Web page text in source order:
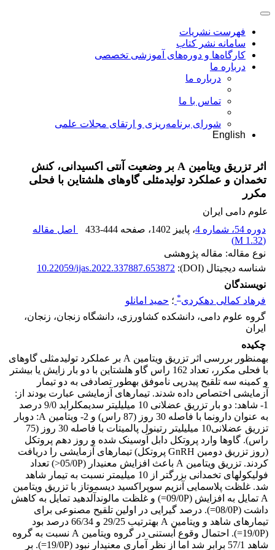
فهرست نشریات
سامانه نشر کتاب
کارگاه‌ها و دوره‌های آموزشی تخصصی
درباره ما
درباره ما
تماس با ما
شورای برنامه‌ریزی و ارتقای مجلات علمی
English
اثر تزریق ویتامین A بر وضعیت آنتی اکسیدانی، کنش
تخمدان و عملکرد تولیدمثلی گاوهای هلشتاین با فحلی
مکرر
علوم دامی ایران
دوره 54، شماره 4
، پاییز 1402 ، صفحه 433-444
اصل مقاله
(
1.32 M
)
نوع مقاله: مقاله پژوهشی
شناسه دیجیتال (DOI):
10.22059/ijas.2022.337887.653872
نویسندگان
فرهاد کمالی دهکردی* ؛ حمید امانلو
گروه علوم دامی، دانشکده کشاورزی، دانشگاه زنجان، زنجان،
ایران
چکیده
به­منظور بررسی اثر تزریق ویتامین A بر عملکرد تولیدمثلی گاوهای
با فحلی مکرر، تعداد 162 راس گاو هلشتاین با دو بار زایش یا بیشتر
و کمینه سه تلقیح پی­در­پی ناموفق به­طور تصادفی به دو تیمار
آزمایشی اختصاص داده شدند. تیمارهای آزمایشی عبارت بودند از:
1- شاهد: دو بار تزریق عضلانی 10 میلی­لیتر سدیم­کلراید 9/0 درصد
به عنوان دارونما با فاصله 30 روز (87 راس) و 2- ویتامین A: دوبار
تزریق عضلانی10 میلی­لیتر رتینول پالمیتات با فاصله 30 روز (75
راس). گاوها وارد پروتکل دابل آوسینک شده و روز دهم پروتکل
(روز تزریق دومین GnRH پروتکل) تیمارهای آزمایشی را دریافت
کردند. تزریق ویتامین A باعث افزایش معنی­دار (05/0P<) تعداد
فولیکول­های تخمدانی بزرگ­تر از 10 میلی­متر نسبت به تیمار شاهد
شد. غلظت پلاسمایی آنزیم سوپراکسید­ دیسموتاز با تزریق ویتامین
A تمایل به افزایش (09/0P=) و غلظت مالون­دآلدهید تمایل به کاهش
داشت (08/0P=). درصد گیرایی در اولین تلقیح مصنوعی برای
تیمارهای شاهد و ویتامین A به­ترتیب 29/25 و 66/34 درصد بود
(19/0P=). احتمال وقوع آبستنی در گروه ویتامین A نسبت به گروه
شاهد 57/1 برابر شد اما از نظر آماری معنی­دار نبود (19/0P=). بر